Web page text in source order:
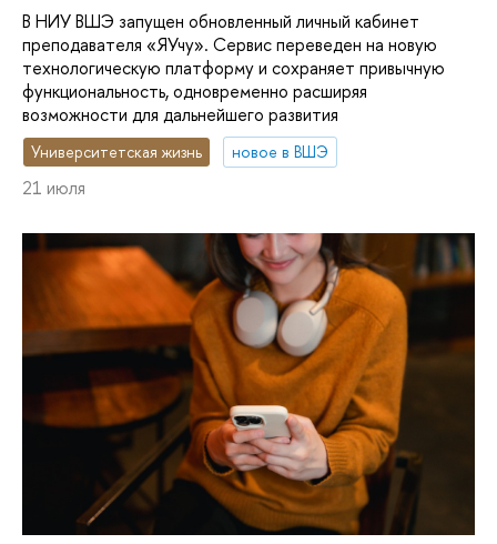
В НИУ ВШЭ запущен обновленный личный кабинет
преподавателя «ЯУчу». Сервис переведен на новую
технологическую платформу и сохраняет привычную
функциональность, одновременно расширяя
возможности для дальнейшего развития
Университетская жизнь новое в ВШЭ
21 июля